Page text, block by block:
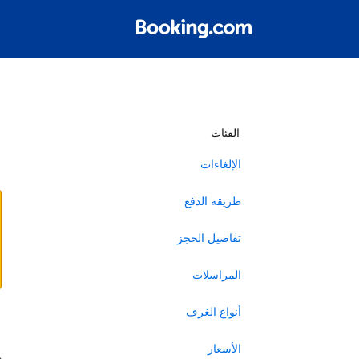
الفئات
الإلغاءات
طريقة الدفع
تفاصيل الحجز
المراسلات
أنواع الغرف
الأسعار